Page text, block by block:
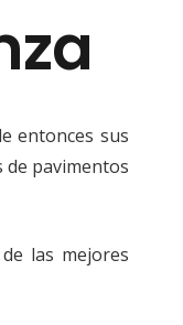
entonces sus
de pavimentos
las mejores